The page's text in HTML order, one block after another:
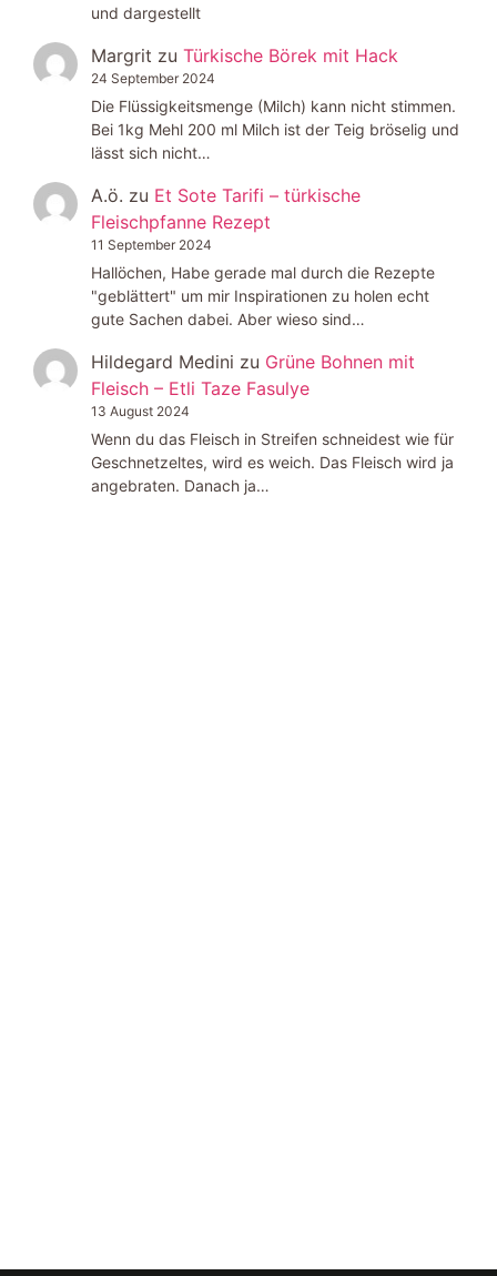
und dargestellt
Margrit zu Türkische Börek mit Hack
24 September 2024
Die Flüssigkeitsmenge (Milch) kann nicht stimmen.
Bei 1kg Mehl 200 ml Milch ist der Teig bröselig und
lässt sich nicht…
A.ö. zu Et Sote Tarifi – türkische
Fleischpfanne Rezept
11 September 2024
Hallöchen, Habe gerade mal durch die Rezepte
"geblättert" um mir Inspirationen zu holen echt
gute Sachen dabei. Aber wieso sind…
Hildegard Medini zu Grüne Bohnen mit
Fleisch – Etli Taze Fasulye
13 August 2024
Wenn du das Fleisch in Streifen schneidest wie für
Geschnetzeltes, wird es weich. Das Fleisch wird ja
angebraten. Danach ja…